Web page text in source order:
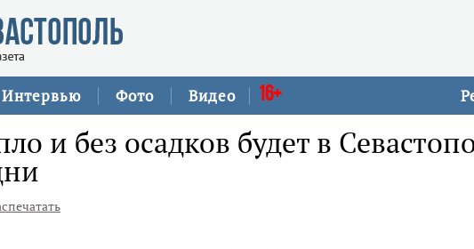
Интервью Фото Видео 16+
и без осадков будет в